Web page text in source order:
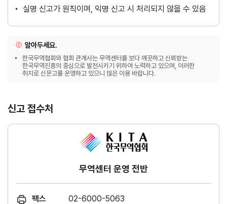
실명 신고가 원칙이며, 익명 신고 시 처리되지 않을 수 있음
알아두세요.
한국무역협회와 협회 관계사는 무역센터를 보다 깨끗하고 신뢰받는
한국무역진흥의 중심으로 발전시키기 위하여 노력하고 있으며, 이러한
취지로 신문고를 운영하고 있으니 많은 이용 바랍니다.
신고 접수처
무역센터 운영 전반
팩스
02-6000-5063